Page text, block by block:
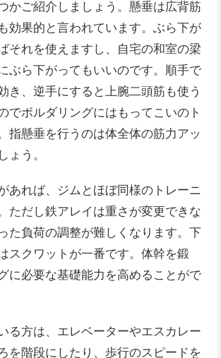
かご紹介しましょう。懸垂は広背筋
効果的と言われています。ぶら下が
それを使えますし、自宅の和室の梁
ぶら下がってもいいのです。順手で
き、逆手にすると上腕二頭筋も使う
でボルダリングにはもってこいのト
指懸垂を行うのは体全体の筋力アッ
う。
あれば、ジムとほぼ同様のトレーニ
ただし鉄アレイは重さが変更できな
た負荷の調整が難しくなります。下
スクワットが一番です。体幹を鍛
に必要な基礎能力を高めることがで
る方は、エレベーターやエスカレー
を階段にしたり、歩行のスピードを